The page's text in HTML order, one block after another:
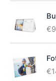
€
€